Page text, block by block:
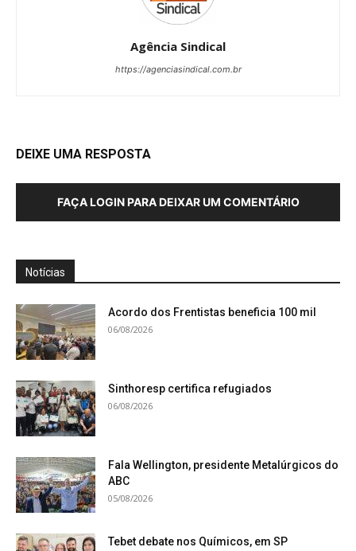
Agência Sindical
https://agenciasindical.com.br
DEIXE UMA RESPOSTA
FAÇA LOGIN PARA DEIXAR UM COMENTÁRIO
Notícias
Acordo dos Frentistas beneficia 100 mil
06/08/2026
Sinthoresp certifica refugiados
06/08/2026
Fala Wellington, presidente Metalúrgicos do
ABC
05/08/2026
Tebet debate nos Químicos, em SP